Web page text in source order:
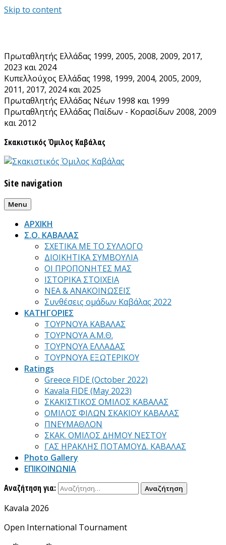
Skip to content
Πρωταθλητής Ελλάδας 1999, 2005, 2008, 2009, 2017,
2023 και 2024
Κυπελλούχος Ελλάδας 1998, 1999, 2004, 2005, 2009,
2011, 2017, 2024 και 2025
Πρωταθλητής Ελλάδας Νέων 1998 και 1999
Πρωταθλητής Ελλάδας Παίδων - Κορασίδων 2008, 2009
και 2012
Σκακιστικός Όμιλος Καβάλας
Site navigation
Menu
ΑΡΧΙΚΗ
Σ.Ο. ΚΑΒΑΛΑΣ
ΣΧΕΤΙΚΑ ΜΕ ΤΟ ΣΥΛΛΟΓΟ
ΔΙΟΙΚΗΤΙΚΑ ΣΥΜΒΟΥΛΙΑ
ΟΙ ΠΡΟΠΟΝΗΤΕΣ ΜΑΣ
ΙΣΤΟΡΙΚΑ ΣΤΟΙΧΕΙΑ
ΝΕΑ & ΑΝΑΚΟΙΝΩΣΕΙΣ
Συνθέσεις ομάδων Καβάλας 2022
ΚΑΤΗΓΟΡΙΕΣ
ΤΟΥΡΝΟΥΑ ΚΑΒΑΛΑΣ
ΤΟΥΡΝΟΥΑ Α.Μ.Θ.
ΤΟΥΡΝΟΥΑ ΕΛΛΑΔΑΣ
ΤΟΥΡΝΟΥΑ ΕΞΩΤΕΡΙΚΟΥ
Ratings
Greece FIDE (October 2022)
Kavala FIDE (May 2023)
ΣΚΑΚΙΣΤΙΚΟΣ ΟΜΙΛΟΣ ΚΑΒΑΛΑΣ
ΟΜΙΛΟΣ ΦΙΛΩΝ ΣΚΑΚΙΟΥ ΚΑΒΑΛΑΣ
ΠΝΕΥΜΑΘΛΟΝ
ΣΚΑΚ. ΟΜΙΛΟΣ ΔΗΜΟΥ ΝΕΣΤΟΥ
ΓΑΣ ΗΡΑΚΛΗΣ ΠΟΤΑΜΟΥΔ. ΚΑΒΑΛΑΣ
Photo Gallery
ΕΠΙΚΟΙΝΩΝΙΑ
Αναζήτηση για:
Kavala 2026
Open International Tournament